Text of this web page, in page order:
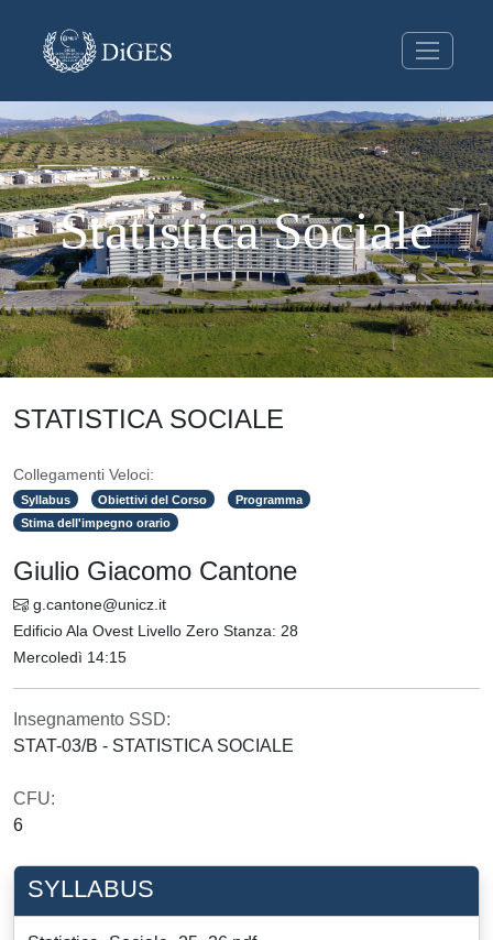
Statistica Sociale
STATISTICA SOCIALE
Collegamenti Veloci:
Syllabus Obiettivi del Corso
Programma
Stima dell'impegno orario
Giulio Giacomo Cantone
g.cantone@unicz.it
Edificio Ala Ovest Livello Zero Stanza: 28
Mercoledì 14:15
Insegnamento SSD:
STAT-03/B - STATISTICA SOCIALE
CFU:
6
SYLLABUS